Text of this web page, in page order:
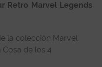
Retro Marvel Legends
la colección Marvel
Cosa de los 4